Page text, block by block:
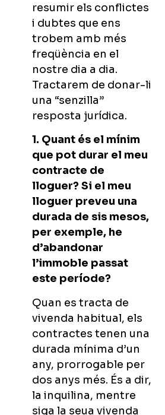
resumir els conflictes
i dubtes que ens
trobem amb més
freqüència en el
nostre dia a dia.
Tractarem de donar-li
una “senzilla”
resposta jurídica.
1. Quant és el mínim
que pot durar el meu
contracte de
lloguer? Si el meu
lloguer preveu una
durada de sis mesos,
per exemple, he
d’abandonar
l’immoble passat
este període?
Quan es tracta de
vivenda habitual, els
contractes tenen una
durada mínima d’un
any, prorrogable per
dos anys més. És a dir,
la inquilina, mentre
siga la seua vivenda